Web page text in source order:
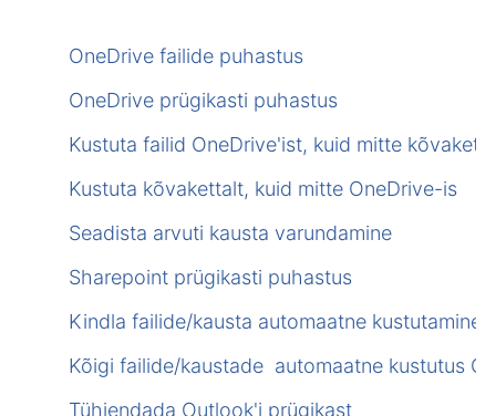
OneDrive failide puhastus
OneDrive prügikasti puhastus
Kustuta failid OneDrive'ist, kuid mitte
Kustuta kõvakettalt, kuid mitte OneDrive-is
Seadista arvuti kausta varundamine
Sharepoint prügikasti puhastus
Kindla failide/kausta automaatne kustutamine
Kõigi failide/kaustade automaatne kustutus
Tühjendada Outlook'i prügikast